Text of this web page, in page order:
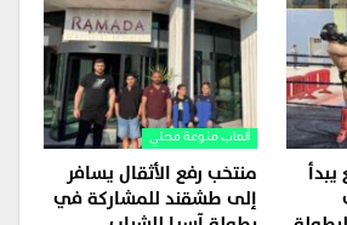
ألعاب منوعة محلي
منتخب رفع الأثقال يسافر
إلى طشقند للمشاركة في